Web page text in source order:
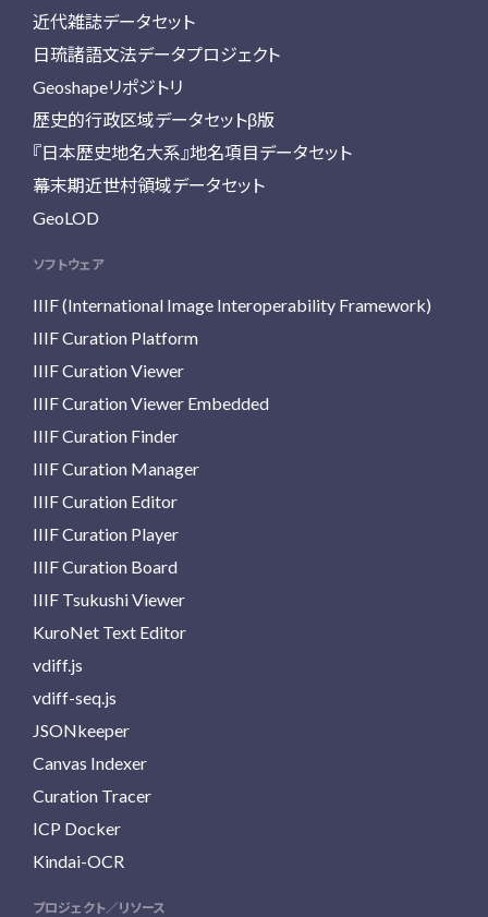
近代雑誌データセット
日琉諸語文法データプロジェクト
Geoshapeリポジトリ
歴史的行政区域データセットβ版
『日本歴史地名大系』地名項目データセット
幕末期近世村領域データセット
GeoLOD
ソフトウェア
IIIF (International Image Interoperability Framework)
IIIF Curation Platform
IIIF Curation Viewer
IIIF Curation Viewer Embedded
IIIF Curation Finder
IIIF Curation Manager
IIIF Curation Editor
IIIF Curation Player
IIIF Curation Board
IIIF Tsukushi Viewer
KuroNet Text Editor
vdiff.js
vdiff-seq.js
JSONkeeper
Canvas Indexer
Curation Tracer
ICP Docker
Kindai-OCR
プロジェクト／リソース